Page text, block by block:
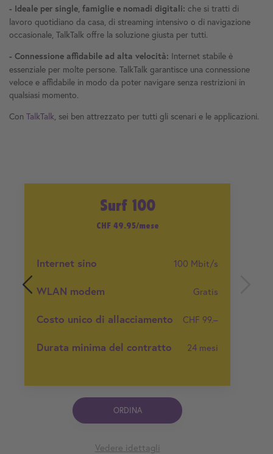
- Ideale per single, famiglie e nomadi digitali: che si tratti di
lavoro quotidiano da casa, di streaming intensivo o di navigazione
occasionale, TalkTalk offre la soluzione giusta per tutti.
- Connessione affidabile ad alta velocità: Internet stabile è
essenziale per molte persone. TalkTalk garantisce una connessione
veloce e affidabile in modo da poter navigare senza restrizioni in
qualsiasi momento.
Con TalkTalk , sei ben attrezzato per tutti gli scenari e le applicazioni.
Surf 100
CHF 49.95/mese
Internet sino 100 Mbit/s
WLAN modem Gratis
Costo unico di allacciamento CHF 99.–
Durata minima del contratto 24 mesi
ORDINA
Vedere idettagli